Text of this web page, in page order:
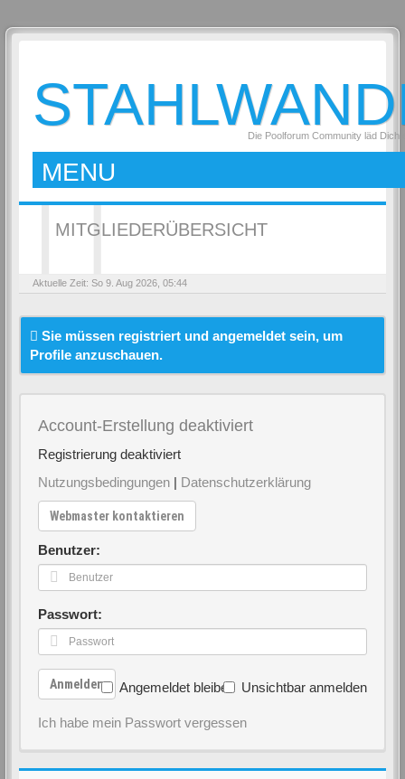
Die Poolforum Community läd Dich
MENU
MITGLIEDERÜBERSICHT
Aktuelle Zeit: So 9. Aug 2026, 05:44
Sie müssen registriert und angemeldet sein, um
Profile anzuschauen.
Account-Erstellung deaktiviert
Registrierung deaktiviert
Nutzungsbedingungen | Datenschutzerklärung
Webmaster kontaktieren
Benutzer:
Passwort:
Angemeldet bleiben Unsichtbar anmelden
Anmelden
Ich habe mein Passwort vergessen